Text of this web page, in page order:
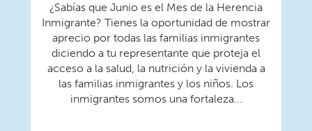
¿Sabías que Junio ​​es el Mes de la Herencia
Inmigrante? Tienes la oportunidad de mostrar
aprecio por todas las familias inmigrantes
diciendo a tu representante que proteja el
acceso a la salud, la nutrición y la vivienda a
las familias inmigrantes y los niños. Los
inmigrantes somos una fortaleza...